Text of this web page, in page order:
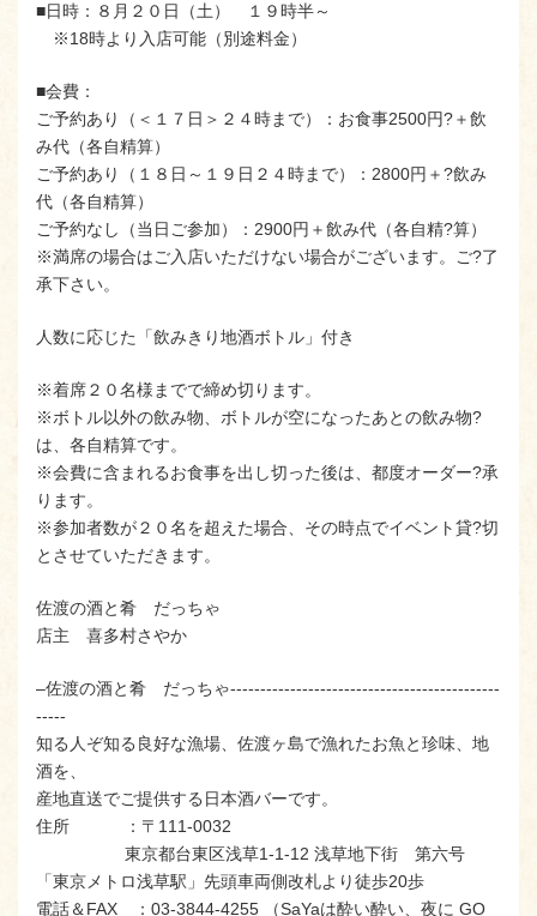
■日時：８月２０日（土） １９時半～
※18時より入店可能（別途料金）
■会費：
ご予約あり（＜１７日＞２４時まで）：お食事2500円?＋飲
み代（各自精算）
ご予約あり（１８日～１９日２４時まで）：2800円＋?飲み
代（各自精算）
ご予約なし（当日ご参加）：2900円＋飲み代（各自精?算）
※満席の場合はご入店いただけない場合がございます。ご?了
承下さい。
人数に応じた「飲みきり地酒ボトル」付き
※着席２０名様までで締め切ります。
※ボトル以外の飲み物、ボトルが空になったあとの飲み物?
は、各自精算です。
※会費に含まれるお食事を出し切った後は、都度オーダー?承
ります。
※参加者数が２０名を超えた場合、その時点でイベント貸?切
とさせていただきます。
佐渡の酒と肴 だっちゃ
店主 喜多村さやか
–佐渡の酒と肴 だっちゃ---------------------------------------------
-----
知る人ぞ知る良好な漁場、佐渡ヶ島で漁れたお魚と珍味、地
酒を、
産地直送でご提供する日本酒バーです。
住所 ：〒111-0032
東京都台東区浅草1-1-12 浅草地下街 第六号
「東京メトロ浅草駅」先頭車両側改札より徒歩20歩
電話＆FAX ：03-3844-4255 （SaYaは酔い酔い、夜に GO